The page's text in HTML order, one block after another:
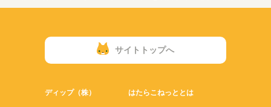
サイトトップへ
ディップ（株） はたらこねっととは